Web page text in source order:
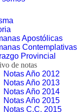
Apostólicas
Contemplativas
Provincial
de notas
Notas Año 2012
Notas Año 2013
Notas Año 2014
Notas Año 2015
Notas C.C. 2015